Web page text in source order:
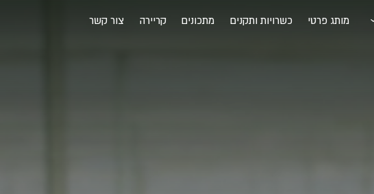
מותג פרטי כשרויות ותקנים מתכונים קריירה צור קשר